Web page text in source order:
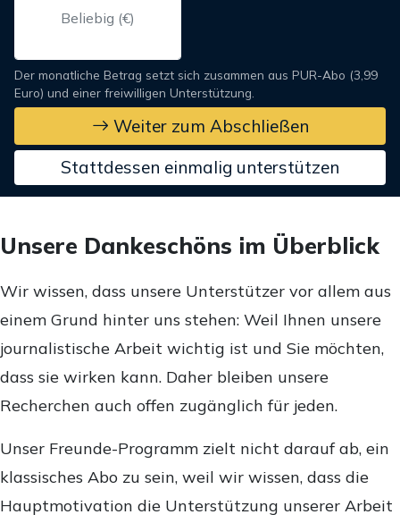
Der monatliche Betrag setzt sich zusammen aus PUR-Abo (3,99
Euro) und einer freiwilligen Unterstützung.
Weiter zum Abschließen
Stattdessen einmalig unterstützen
Unsere Dankeschöns im Überblick
Wir wissen, dass unsere Unterstützer vor allem aus
einem Grund hinter uns stehen: Weil Ihnen unsere
journalistische Arbeit wichtig ist und Sie möchten,
dass sie wirken kann. Daher bleiben unsere
Recherchen auch offen zugänglich für jeden.
Unser Freunde-Programm zielt nicht darauf ab, ein
klassisches Abo zu sein, weil wir wissen, dass die
Hauptmotivation die Unterstützung unserer Arbeit